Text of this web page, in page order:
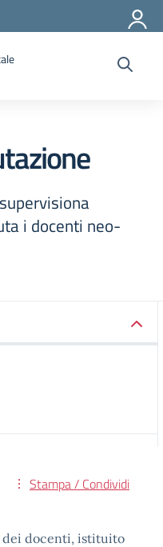
i docenti neo-
Stampa / Condividi
dei docenti, istituito